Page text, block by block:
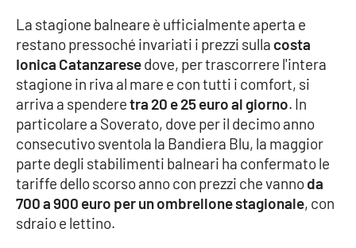
Ambiente
Cronaca
Cultura
Economia e Lavoro
Politica
Sanità
La stagione balneare è ufficialmente aperta e
restano pressoché invariati i prezzi sulla costa
Ionica Catanzaresedove, per trascorrere l'intera
stagione in riva al mare e con tutti i comfort, si
arriva a spenderetra 20 e 25 euro al giorno. In
particolare a Soverato, dove per il decimo anno
consecutivo sventola la Bandiera Blu, la maggior
parte degli stabilimenti balneari ha confermato le
tariffe dello scorso anno con prezzi che vannoda
700 a 900 euro per un ombrellone stagionale, con
sdraio e lettino.